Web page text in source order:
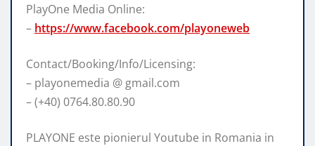
PlayOne Media Online:
– https://www.facebook.com/playoneweb
Contact/Booking/Info/Licensing:
– playonemedia @ gmail.com
– (+40) 0764.80.80.90
PLAYONE este pionierul Youtube in Romania in